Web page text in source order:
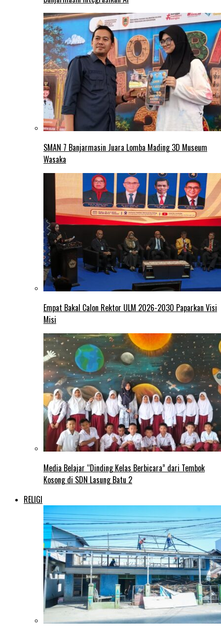
SMAN 7 Banjarmasin Juara Lomba Mading 3D Museum
Wasaka
Empat Bakal Calon Rektor ULM 2026-2030 Paparkan Visi
Misi
Media Belajar “Dinding Kelas Berbicara” dari Tembok
Kosong di SDN Lasung Batu 2
RELIGI